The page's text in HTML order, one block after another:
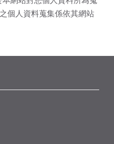
個人資料蒐集係依其網站